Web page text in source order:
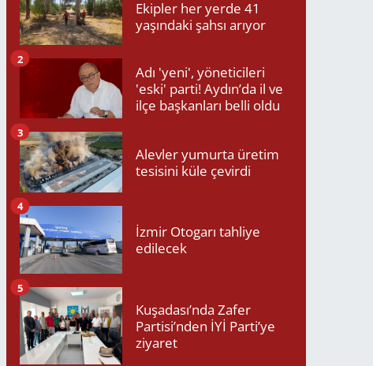
Ekipler her yerde 41
yaşındaki şahsı arıyor
Adı 'yeni', yöneticileri
'eski' parti! Aydın’da il ve
ilçe başkanları belli oldu
2
Alevler yumurta üretim
tesisini küle çevirdi
3
İzmir Otogarı tahliye
edilecek
4
Kuşadası’nda Zafer
Partisi’nden İYİ Parti’ye
ziyaret
5